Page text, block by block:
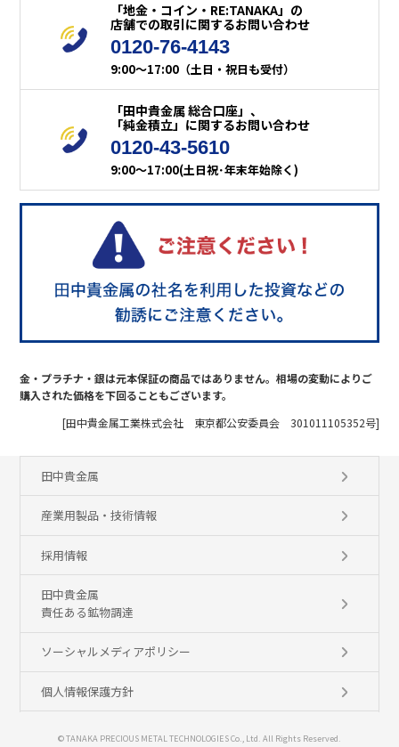
「地金・コイン・RE:TANAKA」の
店舗での取引に関するお問い合わせ
0120-76-4143
9:00～17:00（土日・祝日も受付）
「田中貴金属 総合口座」、
「純金積立」に関するお問い合わせ
0120-43-5610
9:00～17:00(土日祝･年末年始除く)
金・プラチナ・銀は元本保証の商品ではありません。相場の変動によりご
購入された価格を下回ることもございます。
[田中貴金属工業株式会社 東京都公安委員会 301011105352号]
田中貴金属
産業用製品・技術情報
採用情報
田中貴金属
責任ある鉱物調達
ソーシャルメディアポリシー
個人情報保護方針
© TANAKA PRECIOUS METAL TECHNOLOGIES Co., Ltd. All Rights Reserved.